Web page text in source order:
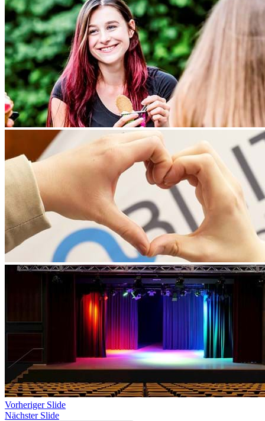
Vorheriger Slide
Nächster Slide